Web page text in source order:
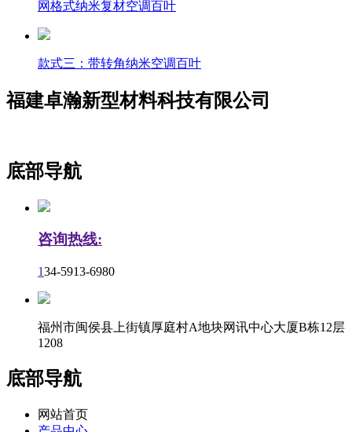
网格式纳米复材空调百叶
款式三：带转角纳米空调百叶
福建卓瀚新型材料科技有限公司
底部导航
咨询热线:
134-5913-6980
福州市闽侯县上街镇厚庭村A地块网讯中心大厦B栋12层
1208
底部导航
网站首页